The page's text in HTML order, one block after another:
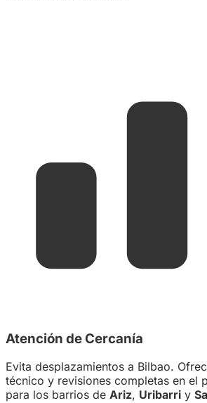
Atención de Cercanía
Evita desplazamientos a Bilbao.
técnico y revisiones completas en el
para los barrios de Ariz, Uribarri y